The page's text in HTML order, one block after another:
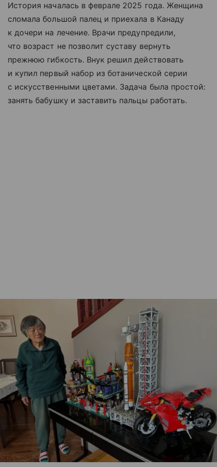
История началась в феврале 2025 года. Женщина
сломала большой палец и приехала в Канаду
к дочери на лечение. Врачи предупредили,
что возраст не позволит суставу вернуть
прежнюю гибкость. Внук решил действовать
и купил первый набор из ботанической серии
с искусственными цветами. Задача была простой:
занять бабушку и заставить пальцы работать.